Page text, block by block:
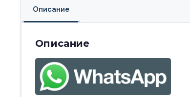
Описание
Описание